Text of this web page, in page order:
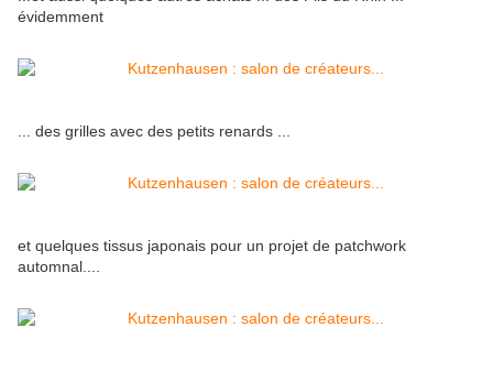
évidemment
... des grilles avec des petits renards ...
et quelques tissus japonais pour un projet de patchwork
automnal....